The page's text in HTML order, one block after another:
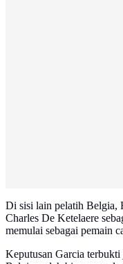
Di sisi lain pelatih Belgia,
Charles De Ketelaere
memulai sebagai pemain
Keputusan Garcia